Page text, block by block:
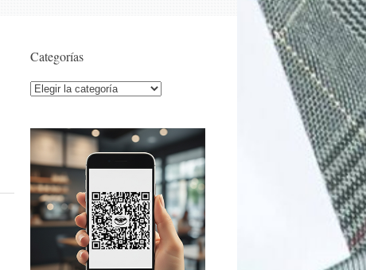
Categorías
Categorías